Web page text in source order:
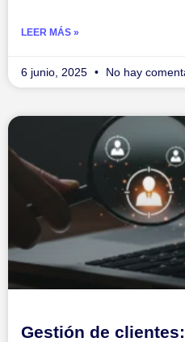
LEER MÁS »
6 junio, 2025 No hay
Gestión de